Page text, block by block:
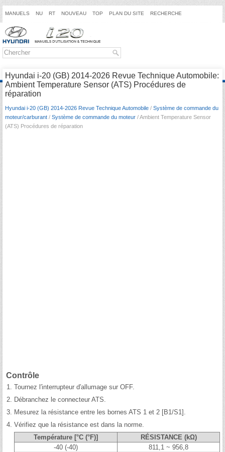
MANUELS NU RT NOUVEAU TOP PLAN DU SITE RECHERCHE
Hyundai i-20 (GB) 2014-2026 Revue Technique Automobile:
Ambient Temperature Sensor (ATS) Procédures de
réparation
Hyundai i-20 (GB) 2014-2026 Revue Technique Automobile / Système de commande du
moteur/carburant / Système de commande du moteur / Ambient Temperature Sensor
(ATS) Procédures de réparation
Contrôle
1. Tournez l′interrupteur d′allumage sur OFF.
2. Débranchez le connecteur ATS.
3. Mesurez la résistance entre les bornes ATS 1 et 2 [B1/S1].
4. Vérifiez que la résistance est dans la norme.
Température [°C (°F)]
RÉSISTANCE (kΩ)
-40 (-40)
811,1 ~ 956,8